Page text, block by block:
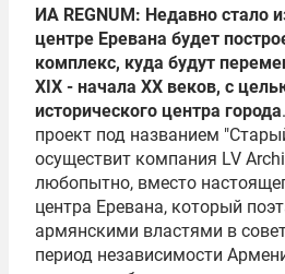
ИА REGNUM: Недавно стало
центре Еревана будет
комплекс, куда будут
XIX - начала XX веков, с
исторического центра города
проект под названием
осуществит компания LV
любопытно, вместо
центра Еревана, который
армянскими властями в
период независимости